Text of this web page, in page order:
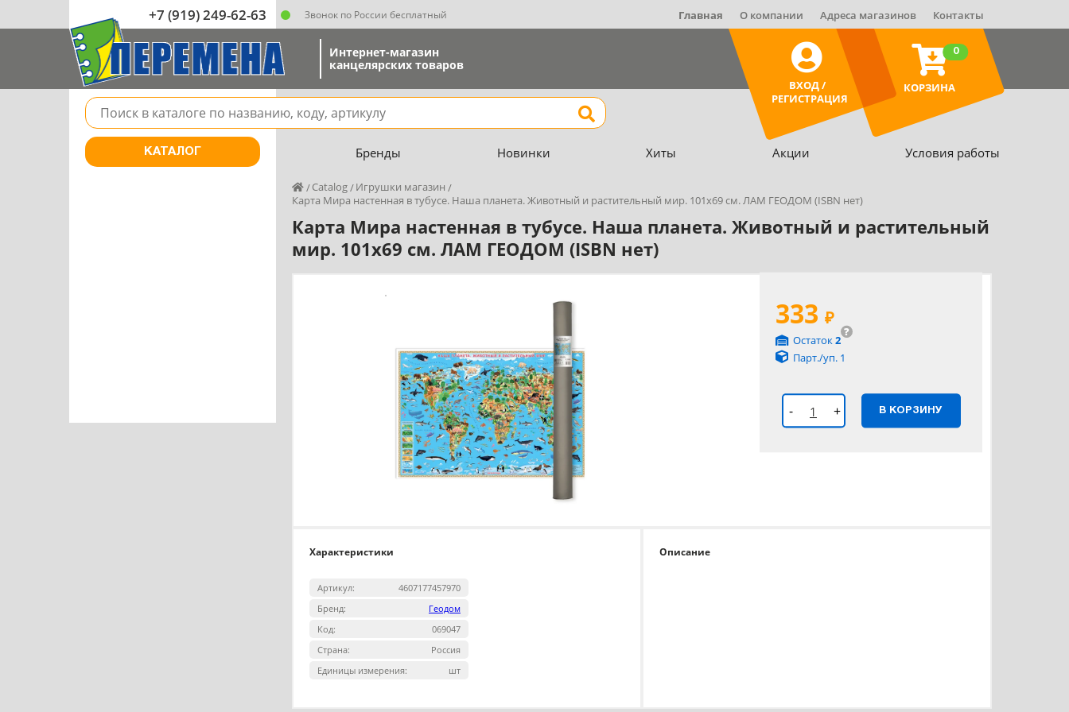
+7 (919) 249-62-63 Звонок по России бесплатный Главная О компании Адреса магазинов Контакты
Интернет-магазин
канцелярских товаров
ВХОД /
РЕГИСТРАЦИЯ
КОРЗИНА
0
Поле для поиска товара в каталоге Найти
КАТАЛОГ Бренды Новинки Хиты Акции Условия работы
Catalog
Игрушки магазин
Карта Мира настенная в тубусе. Наша планета. Животный и растительный мир. 101х69 см. ЛАМ ГЕОДОМ (ISBN нет)
Карта Мира настенная в тубусе. Наша планета. Животный и растительный
мир. 101х69 см. ЛАМ ГЕОДОМ (ISBN нет)
333 ₽
?
Остаток2
Парт./уп. 1
- + В КОРЗИНУ
Характеристики
Артикул:
4607177457970
Бренд:
Геодом
Код:
069047
Страна:
Россия
Единицы измерения:
шт
Описание